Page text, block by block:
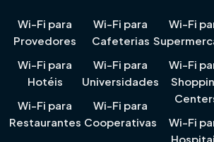
Wi-Fi para
Provedores
Wi-Fi para
Hotéis
Wi-Fi para
Restaurantes
Wi-Fi para
Cafeterias
Wi-Fi para
Universidades
Wi-Fi para
Cooperativas
Wi-Fi
Wi-Fi
Wi-Fi